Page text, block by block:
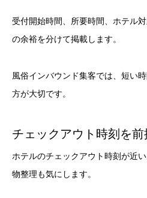
受付開始時間、所要時間、ホテル
の余裕を分けて掲載します。
風俗インバウンド集客では、短い
方が大切です。
チェックアウト時刻を前
ホテルのチェックアウト時刻が近
物整理も気にします。